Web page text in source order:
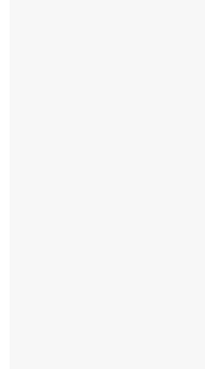
Jahrzehntelang
ausländischen
Korruption,
Missmanagements
des Regimes, der
Teheraner
stürzt ab,